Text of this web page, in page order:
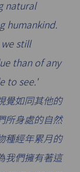
natural
humankind.
still
than of any
to see.'
覺如同其他的
所身處的自然
種經年累月的
我們擁有著這